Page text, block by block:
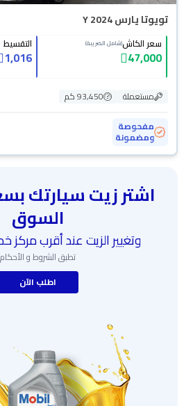
تويوتا يارس Y 2024
سعر الكاش(شامل الضريبة)
47,000
التقسيط
1,016
مستعملة
93,450 كم
مفحوصة
ومضمونة
اشتر زيت سيارتك
السوق
وتغيير الزيت عند أقرب مركز
تطبق الشروط و الأحكام
اطلب الآن